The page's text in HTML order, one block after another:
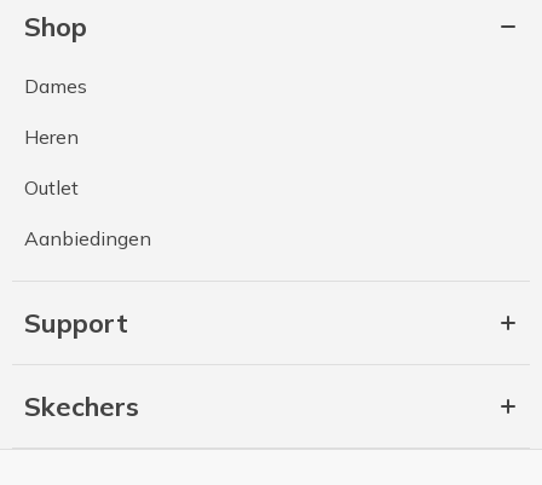
Shop
Dames
Heren
Outlet
Aanbiedingen
Support
Skechers